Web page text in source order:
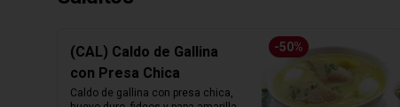
-50%
(CAL) Caldo de Gallina
con Presa Chica
Caldo de gallina con presa chica,